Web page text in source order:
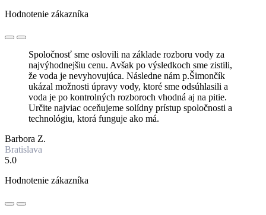
Hodnotenie zákazníka
Spoločnosť sme oslovili na základe rozboru vody za
najvýhodnejšiu cenu. Avšak po výsledkoch sme zistili,
že voda je nevyhovujúca. Následne nám p.Šimončík
ukázal možnosti úpravy vody, ktoré sme odsúhlasili a
voda je po kontrolných rozboroch vhodná aj na pitie.
Určite najviac oceňujeme solídny prístup spoločnosti a
technológiu, ktorá funguje ako má.
Barbora Z.
Bratislava
5.0
Hodnotenie zákazníka